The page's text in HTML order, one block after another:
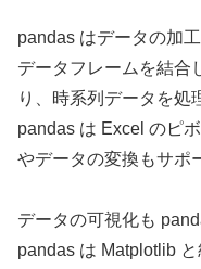
pandas はデータの加
データフレームを結合
り、時系列データを処
pandas は Excel のピ
やデータの変換もサポ
データの可視化も
pandas は Matplotlib